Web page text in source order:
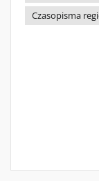
Czasopisma